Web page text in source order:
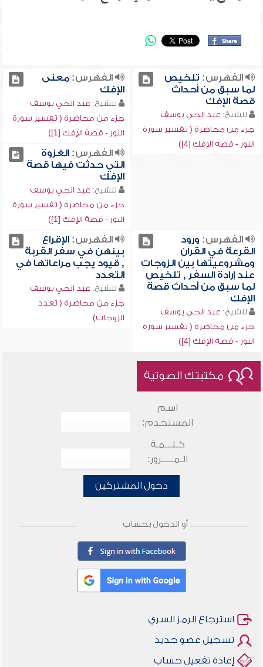
الفهرس: تلخيص
لما سبق من أحداث
قصة الإفك
للشيخ: عبد الحي يوسف
جزء من محاضرة ( تفسير سورة
النور - قصة الإفك [4])
الفهرس:معنى
الإفك
للشيخ: عبد الحي يوسف
جزء من محاضرة ( تفسير سورة
النور - قصة الإفك [1])
الفهرس:الغزوة
التي حدثت فيها قصة
الإفك
للشيخ: عبد الحي يوسف
جزء من محاضرة ( تفسير سورة
النور - قصة الإفك [1])
الفهرس: ورود
القرعة في القرآن
ومشروعيتها بين الزوجات
عند إرادة السفر , تلخيص
لما سبق من أحداث قصة
الإفك
للشيخ: عبد الحي يوسف
جزء من محاضرة ( تفسير سورة
النور - قصة الإفك [4])
الفهرس:الإقراع
بينهن في سفر القربة
, قيود يجب مراعاتها في
التعدد
للشيخ: عبد الحي يوسف
جزء من محاضرة ( تعدد
الزوجات)
مكتبتك الصوتية
اسم
المستخدم:
كـلـــمـة
الـمـــــرور:
دخول المشتركين
أو الدخول بحساب
استرجاع الرمز السري
تسجيل عضو جديد
إعادة تفعيل حساب